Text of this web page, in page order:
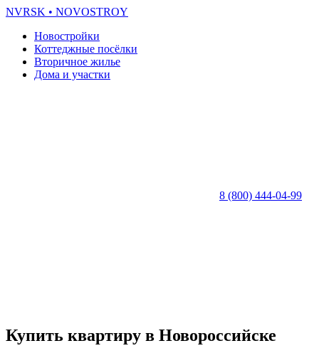
NVRSK • NOVOSTROY
Новостройки
Коттеджные посёлки
Вторичное жилье
Дома и участки
8 (800) 444-04-99
Купить квартиру в Новороссийске